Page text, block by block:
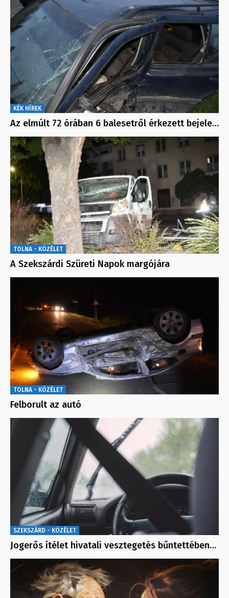
KÉK HÍREK
Az elmúlt 72 órában 6 balesetről érkezett bejele…
TOLNA - KÖZÉLET
A Szekszárdi Szüreti Napok margójára
TOLNA - KÖZÉLET
Felborult az autó
SZEKSZÁRD - KÖZÉLET
Jogerős ítélet hivatali vesztegetés bűntettében…